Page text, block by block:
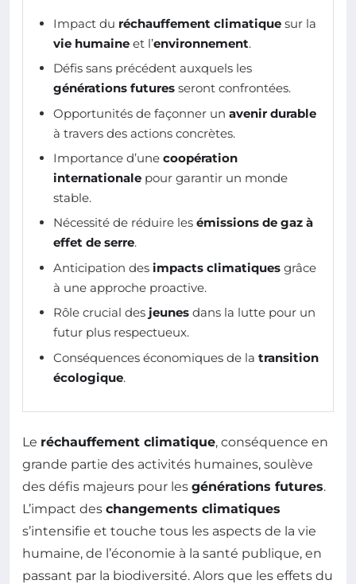
Impact du réchauffement climatique sur la
vie humaine et l’environnement.
Défis sans précédent auxquels les
générations futures seront confrontées.
Opportunités de façonner un avenir durable
à travers des actions concrètes.
Importance d’une coopération
internationale pour garantir un monde
stable.
Nécessité de réduire les émissions de gaz à
effet de serre.
Anticipation des impacts climatiques grâce
à une approche proactive.
Rôle crucial des jeunes dans la lutte pour un
futur plus respectueux.
Conséquences économiques de la transition
écologique.
Le réchauffement climatique, conséquence en
grande partie des activités humaines, soulève
des défis majeurs pour les générations futures.
L’impact des changements climatiques
s’intensifie et touche tous les aspects de la vie
humaine, de l’économie à la santé publique, en
passant par la biodiversité. Alors que les effets du